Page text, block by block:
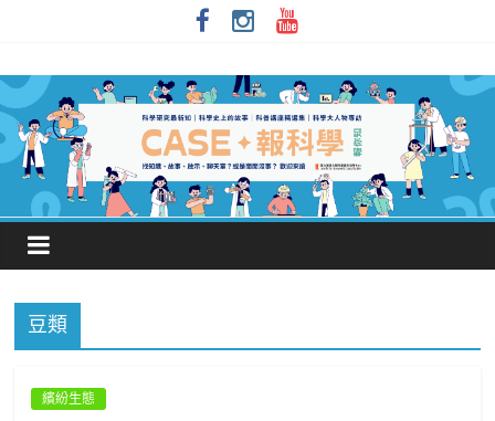
豆類
繽紛生態